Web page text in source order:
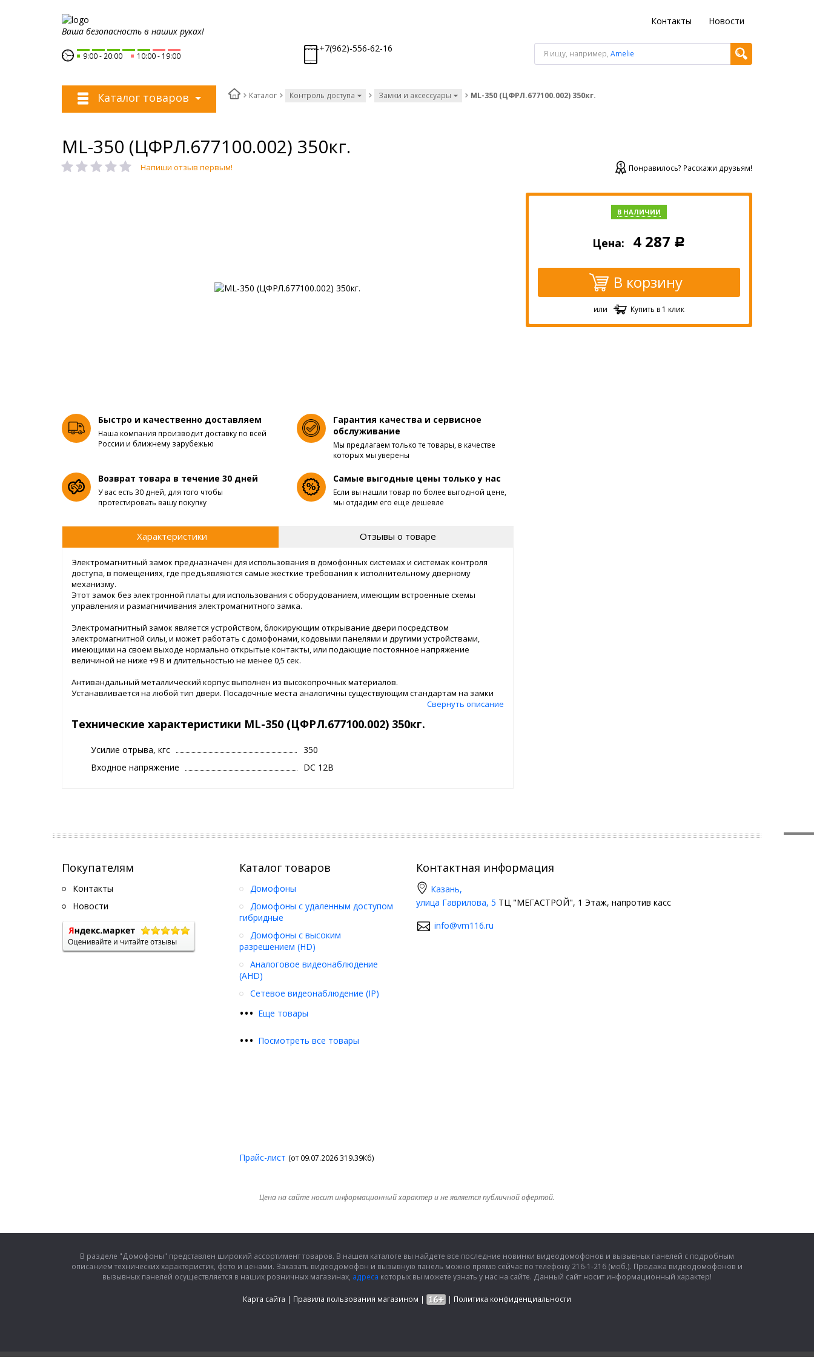
Контакты
Новости
Ваша безопасность в наших руках!
9:00 20:00 10:00 19:00
-----+7(962)-556-62-16 Я ищу, например, Amelie
Каталог товаров Каталог Контроль доступа Замки и аксессуары ML-350 (ЦФРЛ.677100.002) 350кг.
ML-350 (ЦФРЛ.677100.002) 350кг.
Напиши отзыв первым! Понравилось? Расскажи друзьям!
В НАЛИЧИИ
Цена: 4 287 Р
В корзину
или Купить в 1 клик
Быстро и качественно доставляем
Наша компания производит доставку по всей
России и ближнему зарубежью
Гарантия качества и сервисное
обслуживание
Мы предлагаем только те товары, в качестве
которых мы уверены
Возврат товара в течение 30 дней
У вас есть 30 дней, для того чтобы
протестировать вашу покупку
Самые выгодные цены только у нас
Если вы нашли товар по более выгодной цене,
мы отдадим его еще дешевле
Характеристики Отзывы о товаре
Электромагнитный замок предназначен для использования в домофонных системах и системах контроля
доступа, в помещениях, где предъявляются самые жесткие требования к исполнительному дверному
механизму.
Этот замок без электронной платы для использования с оборудованием, имеющим встроенные схемы
управления и размагничивания электромагнитного замка.
Электромагнитный замок является устройством, блокирующим открывание двери посредством
электромагнитной силы, и может работать с домофонами, кодовыми панелями и другими устройствами,
имеющими на своем выходе нормально открытые контакты, или подающие постоянное напряжение
величиной не ниже +9 В и длительностью не менее 0,5 сек.
Антивандальный металлический корпус выполнен из высокопрочных материалов.
Устанавливается на любой тип двери. Посадочные места аналогичны существующим стандартам на замки
Свернуть описание
Технические характеристики ML-350 (ЦФРЛ.677100.002) 350кг.
Усилие отрыва, кгс
350
Входное напряжение
DC 12В
Покупателям
Контакты
Новости
Каталог товаров
••• Еще товары
Домофоны
Домофоны с удаленным доступом
гибридные
Домофоны с высоким
разрешением (HD)
Аналоговое видеонаблюдение
(AHD)
Сетевое видеонаблюдение (IP)
••• Посмотреть все товары
Прайс-лист (от 09.07.2026 319.39Кб)
Контактная информация
Казань,
улица Гаврилова, 5 ТЦ "МЕГАСТРОЙ", 1 Этаж, напротив касс
info@vm116.ru
Цена на сайте носит информационный характер и не является публичной офертой.
В разделе "Домофоны" представлен широкий ассортимент товаров. В нашем каталоге вы найдете все последние новинки видеодомофонов и вызывных панелей с подробным
описанием технических характеристик, фото и ценами. Заказать видеодомофон и вызывную панель можно прямо сейчас по телефону 216-1-216 (моб.). Продажа видеодомофонов и
вызывных панелей осуществляется в наших розничных магазинах, адреса которых вы можете узнать у нас на сайте. Данный сайт носит информационный характер!
Карта сайта | Правила пользования магазином | | Политика конфиденциальности